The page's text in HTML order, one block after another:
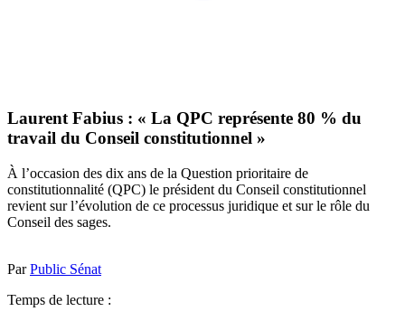
Laurent Fabius : « La QPC représente 80 % du
travail du Conseil constitutionnel »
À l’occasion des dix ans de la Question prioritaire de
constitutionnalité (QPC) le président du Conseil constitutionnel
revient sur l’évolution de ce processus juridique et sur le rôle du
Conseil des sages.
ParPublic Sénat
Temps de lecture :